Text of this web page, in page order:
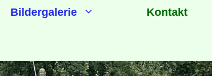
Bildergalerie Kontakt